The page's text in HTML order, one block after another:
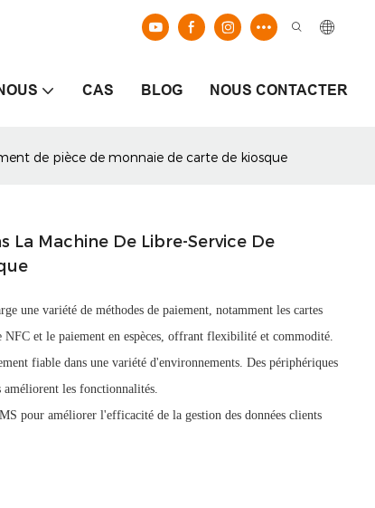
CAS BLOG NOUS CONTACTER
de pièce de monnaie de carte de kiosque
Machine De Libre-Service De
une variété de méthodes de paiement, notamment les cartes
NFC et le paiement en espèces, offrant flexibilité et commodité.
fiable dans une variété d'environnements. Des périphériques
améliorent les fonctionnalités.
pour améliorer l'efficacité de la gestion des données clients